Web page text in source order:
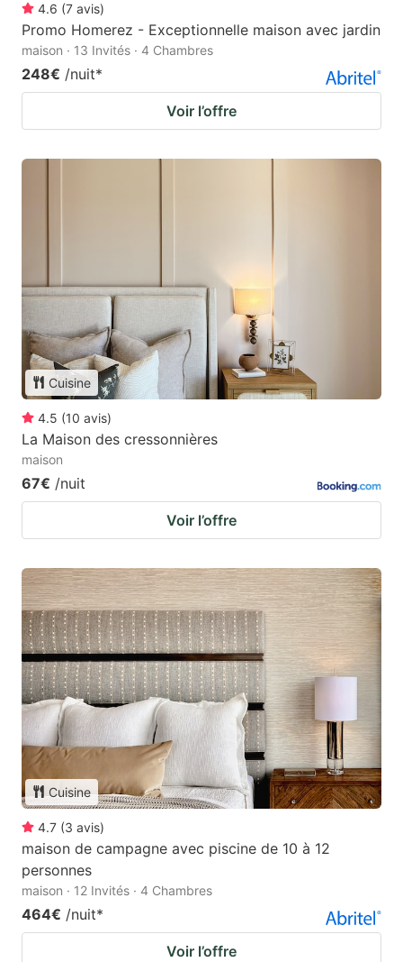
4.6 (7 avis)
Promo Homerez - Exceptionnelle maison avec jardin
maison · 13 Invités · 4 Chambres
248€ /nuit*
Voir l’offre
Cuisine
4.5 (10 avis)
La Maison des cressonnières
maison
67€ /nuit
Voir l’offre
Cuisine
4.7 (3 avis)
maison de campagne avec piscine de 10 à 12
personnes
maison · 12 Invités · 4 Chambres
464€ /nuit*
Voir l’offre